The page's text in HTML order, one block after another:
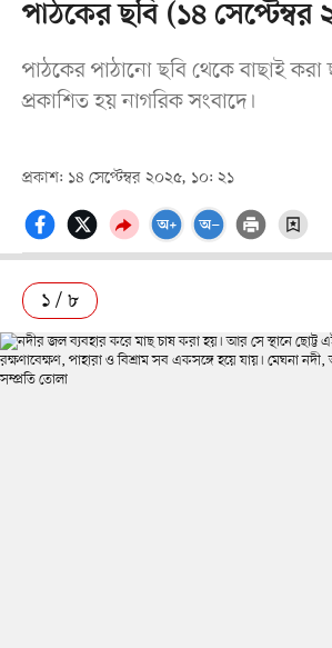
পাঠকের ছবি (১৪ সেপ্টেম্বর
পাঠকের পাঠানো ছবি থেকে বাছাই করা
প্রকাশিত হয় নাগরিক সংবাদে।
প্রকাশ: ১৪ সেপ্টেম্বর ২০২৫, ১০: ২১
১ / ৮